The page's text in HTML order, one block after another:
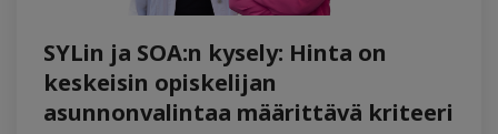
SYLin ja SOA:n kysely: Hinta on
keskeisin opiskelijan
asunnonvalintaa määrittävä kriteeri